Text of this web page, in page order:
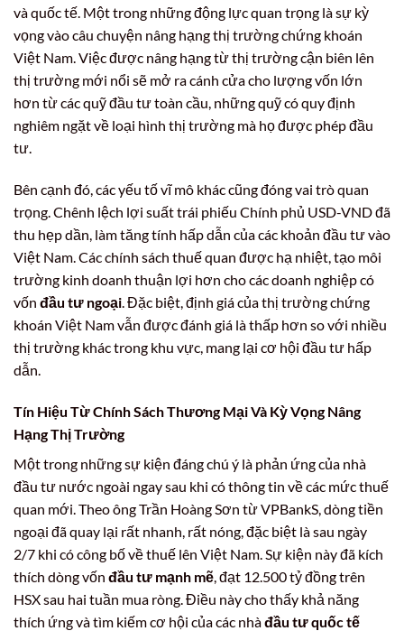
và quốc tế. Một trong những động lực quan trọng là sự kỳ
vọng vào câu chuyện nâng hạng thị trường chứng khoán
Việt Nam. Việc được nâng hạng từ thị trường cận biên lên
thị trường mới nổi sẽ mở ra cánh cửa cho lượng vốn lớn
hơn từ các quỹ đầu tư toàn cầu, những quỹ có quy định
nghiêm ngặt về loại hình thị trường mà họ được phép đầu
tư.
Bên cạnh đó, các yếu tố vĩ mô khác cũng đóng vai trò quan
trọng. Chênh lệch lợi suất trái phiếu Chính phủ USD-VND đã
thu hẹp dần, làm tăng tính hấp dẫn của các khoản đầu tư vào
Việt Nam. Các chính sách thuế quan được hạ nhiệt, tạo môi
trường kinh doanh thuận lợi hơn cho các doanh nghiệp có
vốn đầu tư ngoại. Đặc biệt, định giá của thị trường chứng
khoán Việt Nam vẫn được đánh giá là thấp hơn so với nhiều
thị trường khác trong khu vực, mang lại cơ hội đầu tư hấp
dẫn.
Tín Hiệu Từ Chính Sách Thương Mại Và Kỳ Vọng Nâng
Hạng Thị Trường
Một trong những sự kiện đáng chú ý là phản ứng của nhà
đầu tư nước ngoài ngay sau khi có thông tin về các mức thuế
quan mới. Theo ông Trần Hoàng Sơn từ VPBankS, dòng tiền
ngoại đã quay lại rất nhanh, rất nóng, đặc biệt là sau ngày
2/7 khi có công bố về thuế lên Việt Nam. Sự kiện này đã kích
thích dòng vốn đầu tư mạnh mẽ , đạt 12.500 tỷ đồng trên
HSX sau hai tuần mua ròng. Điều này cho thấy khả năng
thích ứng và tìm kiếm cơ hội của các nhàđầu tư quốc tế